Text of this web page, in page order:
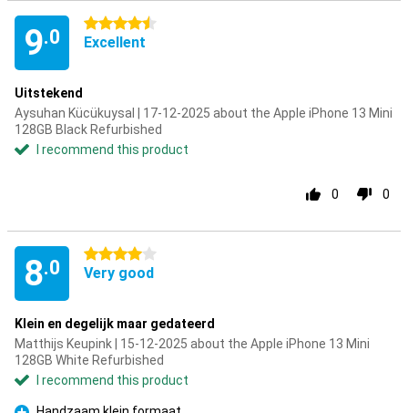
9.0
4.5 stars
Excellent
Uitstekend
Aysuhan Kücükuysal | 17-12-2025 about the Apple iPhone 13 Mini
128GB Black Refurbished
I recommend this product
0 0
8.0
4 stars
Very good
Klein en degelijk maar gedateerd
Matthijs Keupink | 15-12-2025 about the Apple iPhone 13 Mini
128GB White Refurbished
I recommend this product